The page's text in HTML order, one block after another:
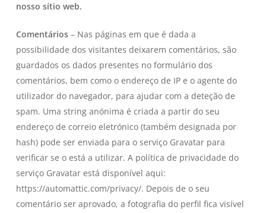
nosso sítio web.
Comentários– Nas páginas em que é dada a
possibilidade dos visitantes deixarem comentários, são
guardados os dados presentes no formulário dos
comentários, bem como o endereço de IP e o agente do
utilizador do navegador, para ajudar com a deteção de
spam. Uma string anónima é criada a partir do seu
endereço de correio eletrónico (também designada por
hash) pode ser enviada para o serviço Gravatar para
verificar se o está a utilizar. A política de privacidade do
serviço Gravatar está disponível aqui:
https://automattic.com/privacy/. Depois de o seu
comentário ser aprovado, a fotografia do perfil fica visível